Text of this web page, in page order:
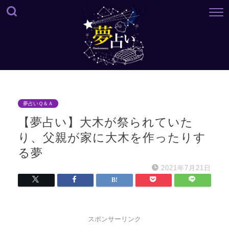
夢占いＱ＆Ａ
【夢占い】大木が祭られていた
り、父親が家に大木を作ったりす
る夢
2021年7月21日
スポンサーリンク